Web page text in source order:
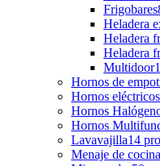
Frigobares
Heladera
Heladera
Heladera
Multidoor
Hornos de
Hornos eléctricos
Hornos
Hornos
Lavavajilla14
Menaje de cocina